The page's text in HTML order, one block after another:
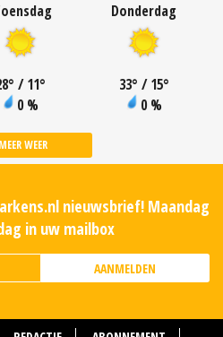
° / 11°
0 %
Donderdag
33° / 15°
0 %
MEER WEER
nieuwsbrief! Maandag
in uw mailbox
AANMELDEN